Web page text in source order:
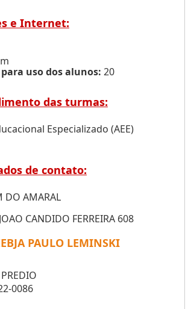
e Internet:
uso dos alunos: 20
das turmas:
Especializado (AEE)
de contato:
DO AMARAL
CANDIDO FERREIRA 608
PAULO LEMINSKI
PREDIO
0086